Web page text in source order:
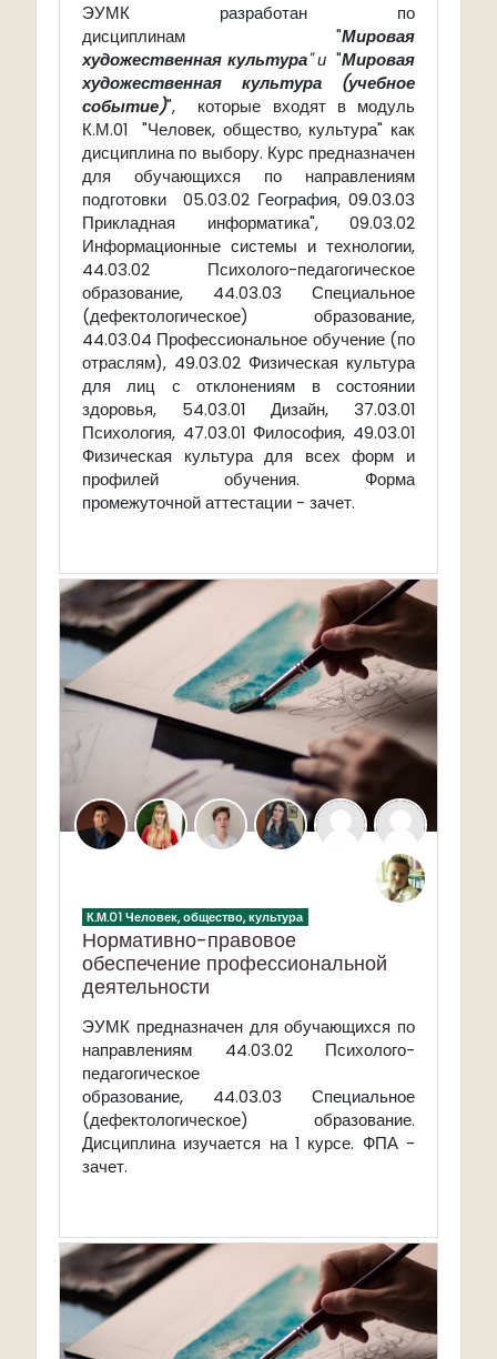
ЭУМК разработан по
дисциплинам "Мировая
художественная культура" и "Мировая
художественная культура (учебное
событие)", которые входят в модуль
К.М.01 "Человек, общество, культура" как
дисциплина по выбору. Курс предназначен
для обучающихся по направлениям
подготовки 05.03.02 География, 09.03.03
Прикладная информатика", 09.03.02
Информационные системы и технологии,
44.03.02 Психолого-педагогическое
образование, 44.03.03 Специальное
(дефектологическое) образование,
44.03.04 Профессиональное обучение (по
отраслям), 49.03.02 Физическая культура
для лиц с отклонениям в состоянии
здоровья, 54.03.01 Дизайн, 37.03.01
Психология, 47.03.01 Философия, 49.03.01
Физическая культура для всех форм и
профилей обучения. Форма
промежуточной аттестации - зачет.
К.М.01 Человек, общество, культура
Нормативно-правовое
обеспечение профессиональной
деятельности
ЭУМК предназначен дляобучающихся по
направлениям 44.03.02 Психолого-
педагогическое
образование, 44.03.03 Специальное
(дефектологическое) образование.
Дисциплина изучается на 1 курсе. ФПА -
зачет.